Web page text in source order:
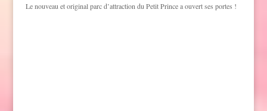
Le nouveau et original parc d’attraction du Petit Prince a ouvert ses portes !